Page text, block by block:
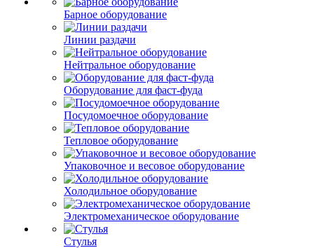
Барное оборудование
Линии раздачи
Нейтральное оборудование
Оборудование для фаст-фуда
Посудомоечное оборудование
Тепловое оборудование
Упаковочное и весовое оборудование
Холодильное оборудование
Электромеханическое оборудование
Стулья